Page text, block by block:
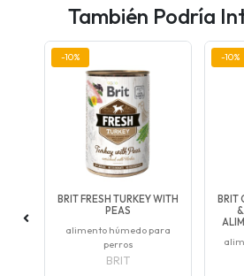
También Podría
-10%
BRIT FRESH TURKEY WITH
PEAS
alimento húmedo para
perros
BRIT
-10%
BRIT